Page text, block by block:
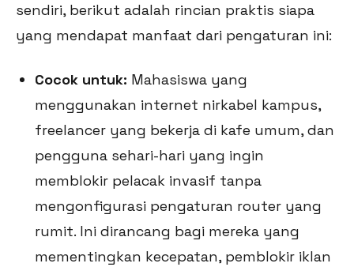
sendiri, berikut adalah rincian praktis siapa
yang mendapat manfaat dari pengaturan ini:
Cocok untuk: Mahasiswa yang
menggunakan internet nirkabel kampus,
freelancer yang bekerja di kafe umum, dan
pengguna sehari-hari yang ingin
memblokir pelacak invasif tanpa
mengonfigurasi pengaturan router yang
rumit. Ini dirancang bagi mereka yang
mementingkan kecepatan, pemblokir iklan